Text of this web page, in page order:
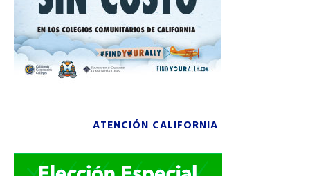
ATENCIÓN CALIFORNIA